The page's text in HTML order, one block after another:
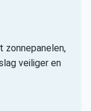
zonnepanelen,
veiliger en